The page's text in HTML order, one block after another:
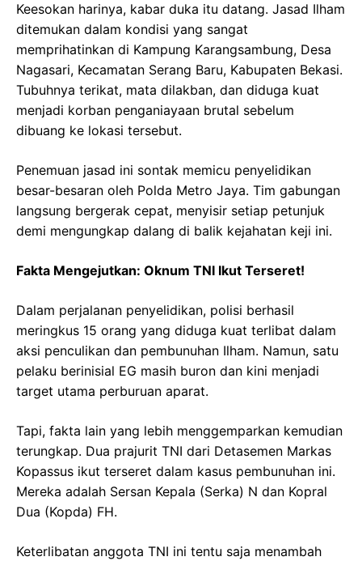
Keesokan harinya, kabar duka itu datang. Jasad Ilham
ditemukan dalam kondisi yang sangat
memprihatinkan di Kampung Karangsambung, Desa
Nagasari, Kecamatan Serang Baru, Kabupaten Bekasi.
Tubuhnya terikat, mata dilakban, dan diduga kuat
menjadi korban penganiayaan brutal sebelum
dibuang ke lokasi tersebut.
Penemuan jasad ini sontak memicu penyelidikan
besar-besaran oleh Polda Metro Jaya. Tim gabungan
langsung bergerak cepat, menyisir setiap petunjuk
demi mengungkap dalang di balik kejahatan keji ini.
Fakta Mengejutkan: Oknum TNI Ikut Terseret!
Dalam perjalanan penyelidikan, polisi berhasil
meringkus 15 orang yang diduga kuat terlibat dalam
aksi penculikan dan pembunuhan Ilham. Namun, satu
pelaku berinisial EG masih buron dan kini menjadi
target utama perburuan aparat.
Tapi, fakta lain yang lebih menggemparkan kemudian
terungkap. Dua prajurit TNI dari Detasemen Markas
Kopassus ikut terseret dalam kasus pembunuhan ini.
Mereka adalah Sersan Kepala (Serka) N dan Kopral
Dua (Kopda) FH.
Keterlibatan anggota TNI ini tentu saja menambah